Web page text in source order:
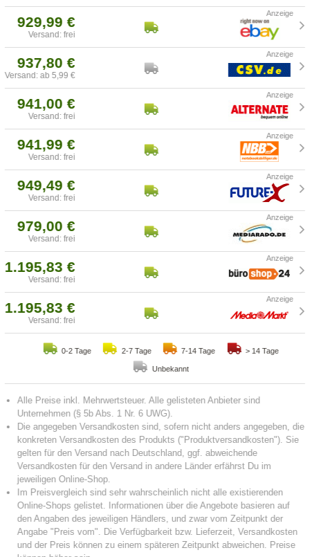
929,99 €
Versand: frei
937,80 €
Versand: ab 5,99 €
941,00 €
Versand: frei
941,99 €
Versand: frei
949,49 €
Versand: frei
979,00 €
Versand: frei
1.195,83 €
Versand: frei
1.195,83 €
Versand: frei
0-2 Tage 2-7 Tage 7-14 Tage > 14 Tage
Unbekannt